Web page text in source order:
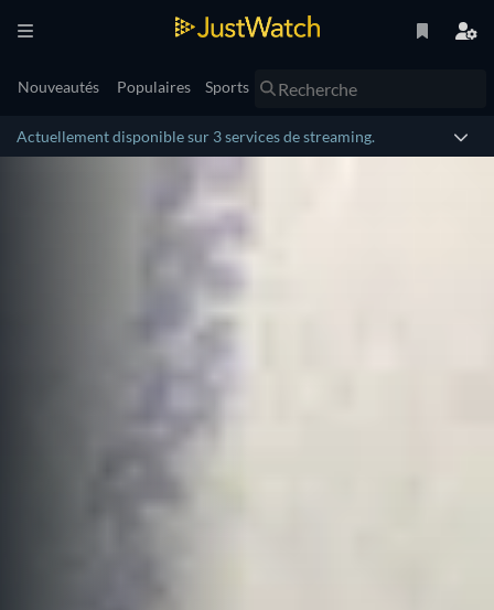
Nouveautés Populaires Sports
Actuellement disponible sur 3 services de streaming.